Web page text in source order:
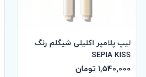
لیپ پلامپر اکلیلی شیگلم رنگ
SEPIA KISS
1,540,000 تومان